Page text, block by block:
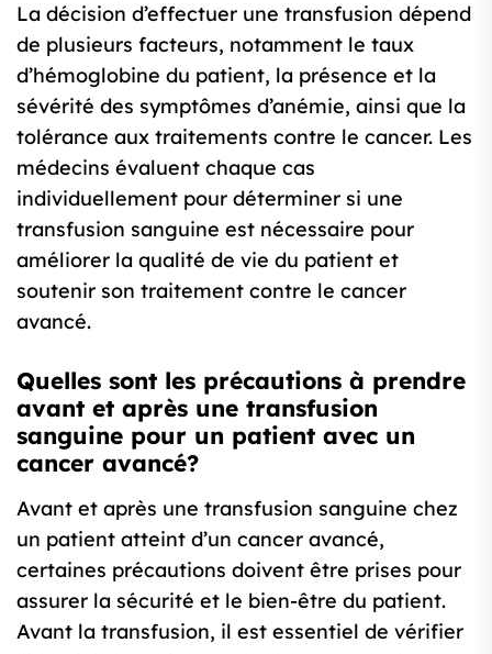
La décision d’effectuer une transfusion dépend
de plusieurs facteurs, notamment le taux
d’hémoglobine du patient, la présence et la
sévérité des symptômes d’anémie, ainsi que la
tolérance aux traitements contre le cancer. Les
médecins évaluent chaque cas
individuellement pour déterminer si une
transfusion sanguine est nécessaire pour
améliorer la qualité de vie du patient et
soutenir son traitement contre le cancer
avancé.
Quelles sont les précautions à prendre
avant et après une transfusion
sanguine pour un patient avec un
cancer avancé?
Avant et après une transfusion sanguine chez
un patient atteint d’un cancer avancé,
certaines précautions doivent être prises pour
assurer la sécurité et le bien-être du patient.
Avant la transfusion, il est essentiel de vérifier